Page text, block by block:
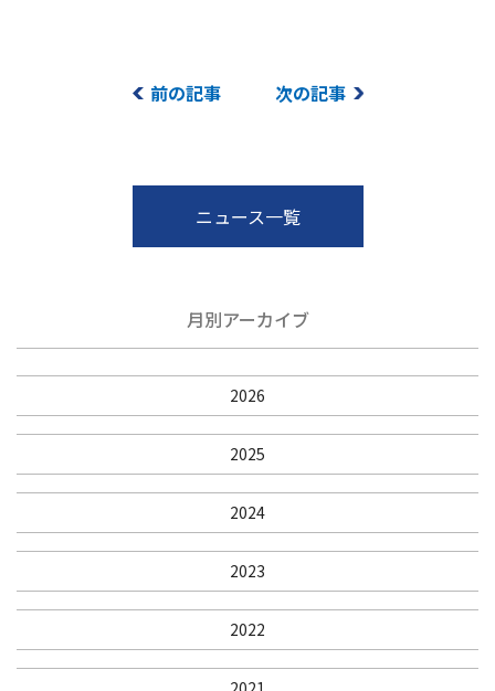
前の記事 次の記事
ニュース一覧
月別アーカイブ
2026
2025
2024
2023
2022